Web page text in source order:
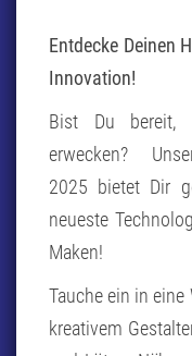
Entdecke Deinen
Innovation!
Bist Du bereit,
erwecken?
2025 bietet Dir
neueste
Maken!
Tauche ein in
kreativem